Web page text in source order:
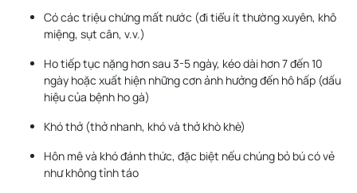
Có các triệu chứng mất nước (đi tiểu ít thường xuyên, khô
miệng, sụt cân, v.v.)
Ho tiếp tục nặng hơn sau 3-5 ngày, kéo dài hơn 7 đến 10
ngày hoặc xuất hiện những cơn ảnh hưởng đến hô hấp (dấu
hiệu của bệnh ho gà)
Khó thở (thở nhanh, khó và thở khò khè)
Hôn mê và khó đánh thức, đặc biệt nếu chúng bỏ bú có vẻ
như không tỉnh táo